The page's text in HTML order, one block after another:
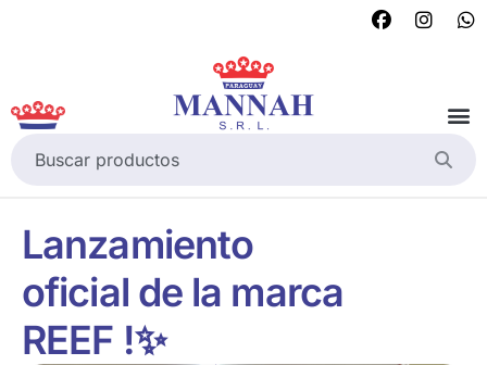
Lanzamiento
oficial de la marca
REEF !✨